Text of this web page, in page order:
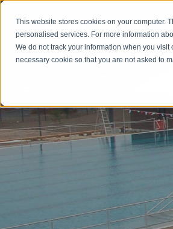
This website stores cookies on your computer.
personalised services. For more information
We do not track your information when you visit
necessary cookie so that you are not asked to